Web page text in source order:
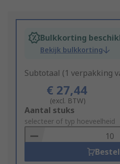
Bulkkorting
Bekijk bulkkorting
Subtotaal (1 verpakking
€ 27,44
(excl. BTW)
Add
to
Basket
Aantal stuks
selecteer of typ hoeveelheid